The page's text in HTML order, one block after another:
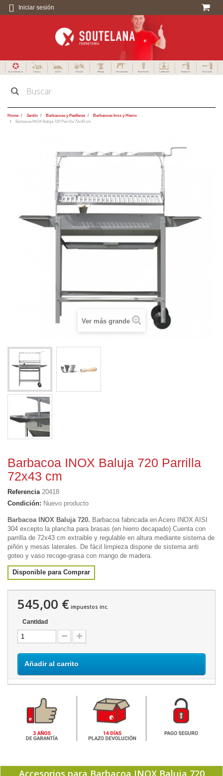
Iniciar sesión
Especialistas en Campo Jardín Forestal Menaje Herramientas Electricidad Calefacción Fontanería Decoración
Home Jardín Barbacoas y Paelleras
Barbacoas Inox y Hierro
Barbacoa INOX Baluja 720 Parrilla 72x43 cm
Ver más grande
Barbacoa INOX Baluja 720 Parrilla
72x43 cm
Referencia 20418
Condición: Nuevo producto
Barbacoa INOX Baluja 720. Barbacoa fabricada en Acero INOX AISI
304 excepto la plancha para brasas (en hierro decapado) Cuenta con
parrilla de 72x43 cm extraible y regulable en altura mediante sistema de
piñón y mesas laterales. De fácil limpieza dispone de sistema anti
goteo y vaso recoge-grasa con mango de madera.
Disponible para Comprar
545,00 € impuestos inc.
Cantidad
Añadir al carrito
Accesorios para Barbacoa INOX Baluja 720